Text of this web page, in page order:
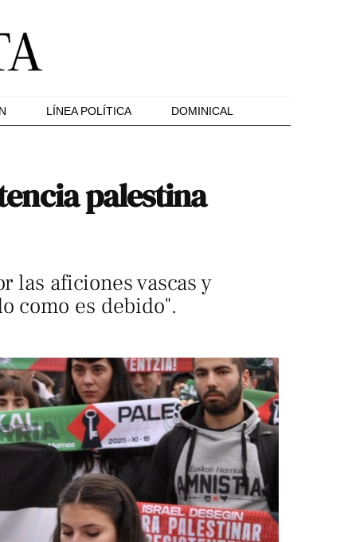
LÍNEA POLÍTICA DOMINICAL
palestina
las aficiones vascas y
como es debido".